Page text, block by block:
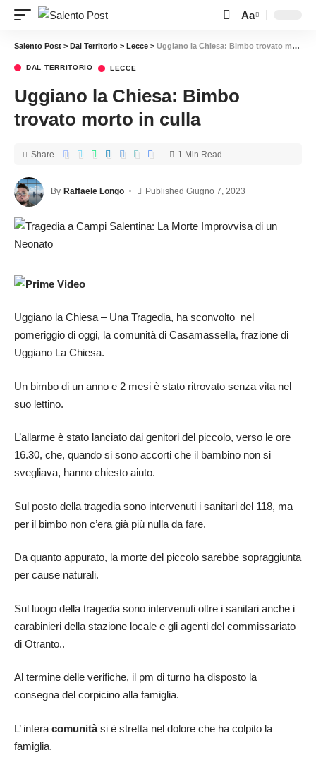
Aa
Salento Post > Dal Territorio > Lecce > Uggiano la Chiesa: Bimbo trovato morto in culla
DAL TERRITORIO LECCE
Uggiano la Chiesa: Bimbo
trovato morto in culla
By Raffaele Longo Published Giugno 7, 2023
Share 1 Min Read
Uggiano la Chiesa – Una Tragedia, ha sconvolto nel
pomeriggio di oggi, la comunità di Casamassella, frazione di
Uggiano La Chiesa.
Un bimbo di un anno e 2 mesi è stato ritrovato senza vita nel
suo lettino.
L’allarme è stato lanciato dai genitori del piccolo, verso le ore
16.30, che, quando si sono accorti che il bambino non si
svegliava, hanno chiesto aiuto.
Sul posto della tragedia sono intervenuti i sanitari del 118, ma
per il bimbo non c’era già più nulla da fare.
Da quanto appurato, la morte del piccolo sarebbe sopraggiunta
per cause naturali.
Sul luogo della tragedia sono intervenuti oltre i sanitari anche i
carabinieri della stazione locale e gli agenti del commissariato
di Otranto..
Al termine delle verifiche, il pm di turno ha disposto la
consegna del corpicino alla famiglia.
L’ intera comunitàsi è stretta nel dolore che ha colpito la
famiglia.